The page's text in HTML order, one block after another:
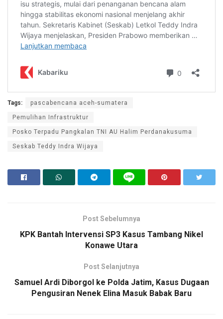
Tags: pascabencana aceh-sumatera
Pemulihan Infrastruktur
Posko Terpadu Pangkalan TNI AU Halim Perdanakusuma
Seskab Teddy Indra Wijaya
Post Sebelumnya
KPK Bantah Intervensi SP3 Kasus Tambang Nikel
Konawe Utara
Post Selanjutnya
Samuel Ardi Diborgol ke Polda Jatim, Kasus Dugaan
Pengusiran Nenek Elina Masuk Babak Baru